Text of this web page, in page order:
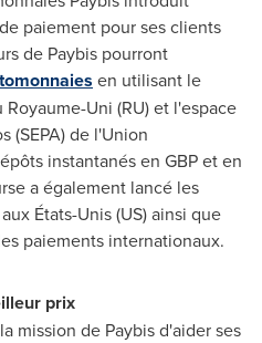
paiement pour ses clients
de Paybis pourront
en utilisant le
Uni (RU) et l'espace
(SEPA) de l'Union
instantanés en GBP et en
a également lancé les
États-Unis (US) ainsi que
paiements internationaux.
prix
mission de Paybis d'aider ses